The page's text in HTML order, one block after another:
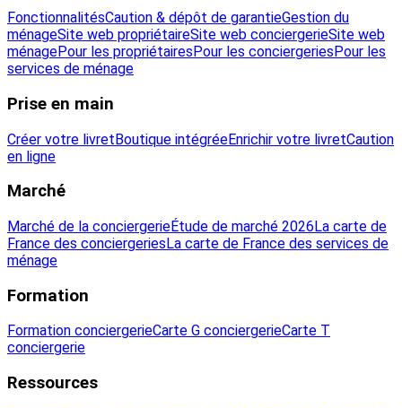
FonctionnalitésCaution & dépôt de garantieGestion du
ménageSite web propriétaireSite web conciergerieSite web
ménagePour les propriétaires Pour les conciergeries Pour les
services de ménage
Prise en main
Créer votre livretBoutique intégréeEnrichir votre livretCaution
en ligne
Marché
Marché de la conciergerieÉtude de marché 2026La carte de
France des conciergeriesLa carte de France des services de
ménage
Formation
Formation conciergerieCarte G conciergerieCarte T
conciergerie
Ressources